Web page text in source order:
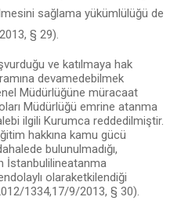
sağlama yükümlülüğü de
§ 29).
ve katılmaya hak
devamedebilmek
Müdürlüğüne müracaat
Müdürlüğü emrine at­anma
ilgili Kurumca reddedilmiştir.
hakkına kamu gücü
bulunulmadığı,
İstanbulilineatanma
olaraketkilendiği
1334,17/9/2013, § 30).